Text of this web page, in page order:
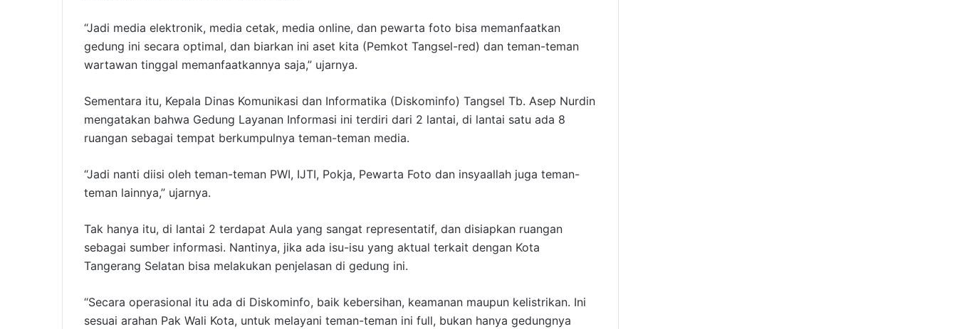
“Jadi media elektronik, media cetak, media online, dan pewarta foto bisa memanfaatkan
gedung ini secara optimal, dan biarkan ini aset kita (Pemkot Tangsel-red) dan teman-teman
wartawan tinggal memanfaatkannya saja,” ujarnya.
Sementara itu, Kepala Dinas Komunikasi dan Informatika (Diskominfo) Tangsel Tb. Asep Nurdin
mengatakan bahwa Gedung Layanan Informasi ini terdiri dari 2 lantai, di lantai satu ada 8
ruangan sebagai tempat berkumpulnya teman-teman media.
“Jadi nanti diisi oleh teman-teman PWI, IJTI, Pokja, Pewarta Foto dan insyaallah juga teman-
teman lainnya,” ujarnya.
Tak hanya itu, di lantai 2 terdapat Aula yang sangat representatif, dan disiapkan ruangan
sebagai sumber informasi. Nantinya, jika ada isu-isu yang aktual terkait dengan Kota
Tangerang Selatan bisa melakukan penjelasan di gedung ini.
“Secara operasional itu ada di Diskominfo, baik kebersihan, keamanan maupun kelistrikan. Ini
sesuai arahan Pak Wali Kota, untuk melayani teman-teman ini full, bukan hanya gedungnya